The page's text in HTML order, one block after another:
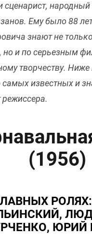
сценарист,
Ему было 88
знают не
и по серьезным
творчеству.
самых известных и
(1956)
ЮРИЙ